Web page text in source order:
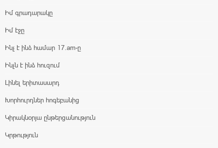
Իմ գրադարակը
Իմ էջը
Ինչ է ինձ համար 17.am-ը
Ինչն է ինձ հուզում
Լինել երիտասարդ
Խորհուրդներ հոգեբանից
Կիրակնօրյա ընթերցանություն
Կրթություն